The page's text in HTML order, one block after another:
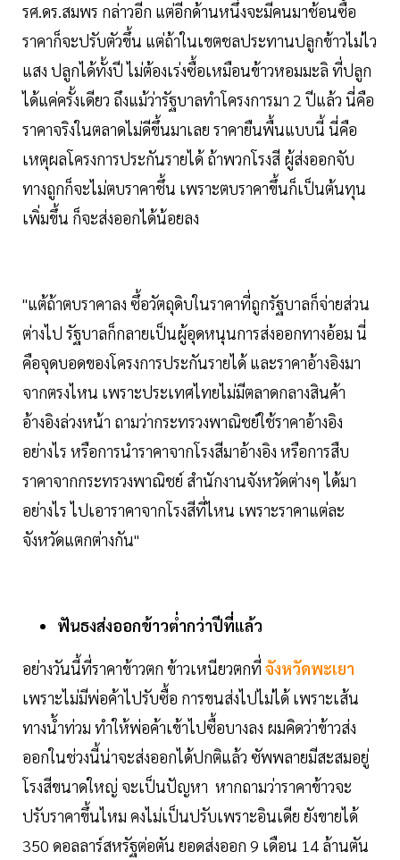
รศ.ดร.สมพร กล่าวอีก แต่อีกด้านหนึ่งจะมีคนมาช้อนซื้อ
ราคาก็จะปรับตัวขึ้น แต่ถ้าในเขตชลประทานปลูกข้าวไม่ไว
แสง ปลูกได้ทั้งปี ไม่ต้องเร่งซื้อเหมือนข้าวหอมมะลิ ที่ปลูก
ได้แค่ครั้งเดียว ถึงแม้ว่ารัฐบาลทำโครงการมา 2 ปีแล้ว นี่คือ
ราคาจริงในตลาดไม่ดีขึ้นมาเลย ราคายืนพื้นแบบนี้ นี่คือ
เหตุผลโครงการประกันรายได้ ถ้าพวกโรงสี ผู้ส่งออกจับ
ทางถูกก็จะไม่ตบราคาชึ้น เพราะตบราคาขึ้นก็เป็นต้นทุน
เพิ่มขึ้น ก็จะส่งออกได้น้อยลง
"แต้ถ้าตบราคาลง ซึ้อวัตถุดิบในราคาที่ถูกรัฐบาลก็จ่ายส่วน
ต่างไป รัฐบาลก็กลายเป็นผู้อุดหนุนการส่งออกทางอ้อม นี่
คือจุดบอดของโครงการประกันรายได้ และราคาอ้างอิงมา
จากตรงไหน เพราะประเทศไทยไม่มีตลาดกลางสินค้า
อ้างอิงล่วงหน้า ถามว่ากระทรวงพาณิชย์ใช้ราคาอ้างอิง
อย่างไร หรือการนำราคาจากโรงสีมาอ้างอิง หรือการสืบ
ราคาจากกระทรวงพาณิชย์ สำนักงานจังหวัดต่างๆ ได้มา
อย่างไร ไปเอาราคาจากโรงสีที่ไหน เพราะราคาแต่ละ
จังหวัดแตกต่างกัน"
ฟันธงส่งออกข้าวต่ำกว่าปีที่แล้ว
อย่างวันนี้ที่ราคาข้าวตก ข้าวเหนียวตกที่ จังหวัดพะเยา
เพราะไม่มีพ่อค้าไปรับซื้อ การขนส่งไปไม่ได้ เพราะเส้น
ทางน้ำท่วม ทำให้พ่อค้าเข้าไปซื้อบางลง ผมคิดว่าข้าวส่ง
ออกในช่วงนี้น่าจะส่งออกได้ปกติแล้ว ซัพพลายมีสะสมอยู่
โรงสีขนาดใหญ่ จะเป็นปัญหา หากถามว่าราคาข้าวจะ
ปรับราคาขึ้นไหม คงไม่เป็นปรับเพราะอินเดีย ยังขายได้
350 ดอลลาร์สหรัฐต่อตัน ยอดส่งออก 9 เดือน 14 ล้านตัน